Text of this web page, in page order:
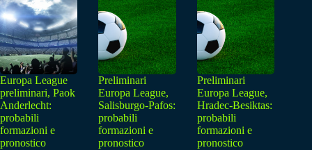
Europa League
preliminari, Paok
Anderlecht:
probabili
formazioni e
pronostico
Preliminari
Europa League,
Salisburgo-Pafos:
probabili
formazioni e
pronostico
Preliminari
Europa League,
Hradec-Besiktas:
probabili
formazioni e
pronostico